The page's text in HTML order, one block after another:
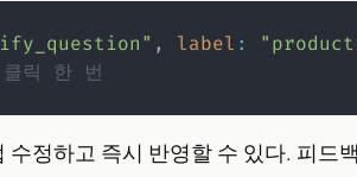
, label :
릭 한 번
정하고 즉시 반영할 수 있다. 피드